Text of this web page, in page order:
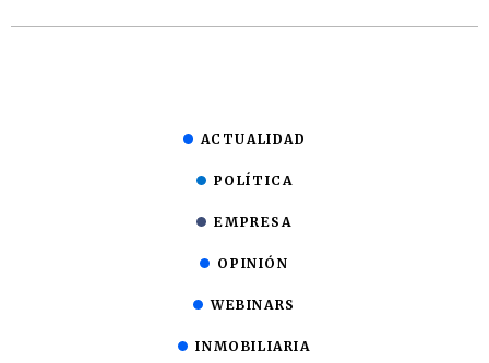
ACTUALIDAD
POLÍTICA
EMPRESA
OPINIÓN
WEBINARS
INMOBILIARIA